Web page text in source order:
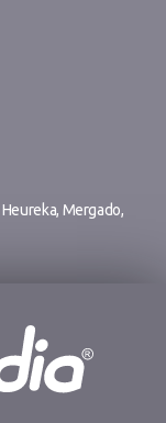
Heureka, Mergado,